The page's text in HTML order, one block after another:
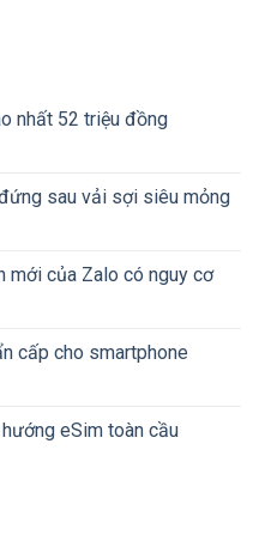
nhất 52 triệu đồng
sau vải sợi siêu mỏng
mới của Zalo có nguy cơ
cấp cho smartphone
eSim toàn cầu